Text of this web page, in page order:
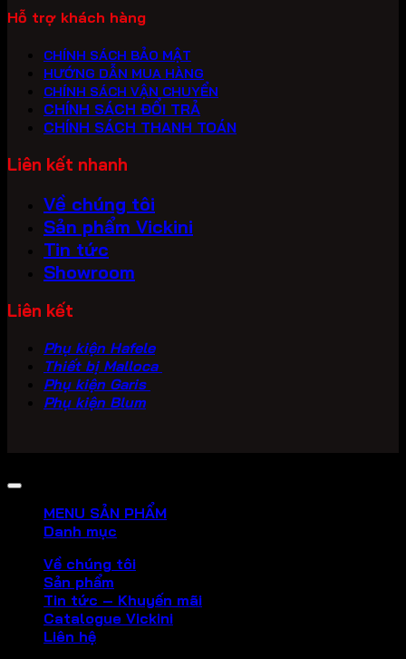
Hỗ trợ khách hàng
CHÍNH SÁCH BẢO MẬT
HƯỚNG DẪN MUA HÀNG
CHÍNH SÁCH VẬN CHUYỂN
CHÍNH SÁCH ĐỔI TRẢ
CHÍNH SÁCH THANH TOÁN
Liên kết nhanh
Về chúng tôi
Sản phẩm Vickini
Tin tức
Showroom
Liên kết
Phụ kiện Hafele
Thiết bị Malloca
Phụ kiện Garis
Phụ kiện Blum
MENU SẢN PHẨM
Danh mục
Về chúng tôi
Sản phẩm
Tin tức – Khuyến mãi
Catalogue Vickini
Liên hệ